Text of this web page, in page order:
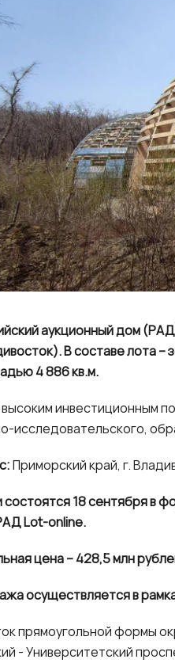
аукционный дом
В составе лота –
4 886 кв.м.
инвестиционным
исследовательского,
Приморский край, г.
состоятся 18 сентября в
Lot-online.
цена – 428,5 млн
осуществляется в
прямоугольной формы
- Университетский